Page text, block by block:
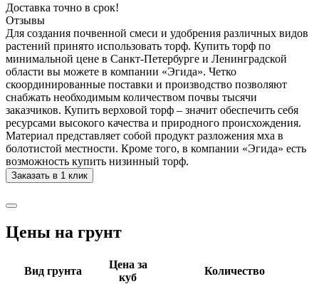
Доставка точно в срок!
Отзывы
Для создания почвенной смеси и удобрения различных видов
растений принято использовать торф. Купить торф по
минимальной цене в Санкт-Петербурге и Ленинградской
области вы можете в компании «Эгида». Четко
скоординированные поставки и производство позволяют
снабжать необходимым количеством почвы тысячи
заказчиков. Купить верховой торф – значит обеспечить себя
ресурсами высокого качества и природного происхождения.
Материал представляет собой продукт разложения мха в
болотистой местности. Кроме того, в компании «Эгида» есть
возможность купить низинный торф.
Заказать в 1 клик
Цены на грунт
Вид грунта
Цена за
куб
Количество